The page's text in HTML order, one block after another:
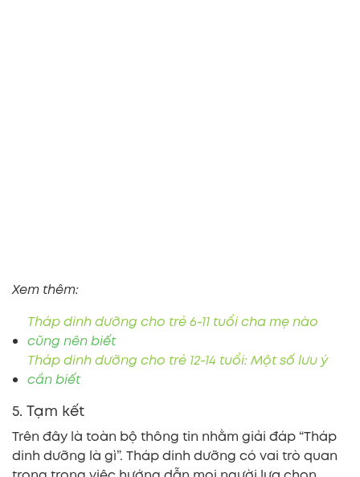
Xem thêm:
Tháp dinh dưỡng cho trẻ 6-11 tuổi cha mẹ nào
cũng nên biết
Tháp dinh dưỡng cho trẻ 12-14 tuổi: Một số lưu ý
cần biết
5. Tạm kết
Trên đây là toàn bộ thông tin nhằm giải đáp “Tháp
dinh dưỡng là gì”. Tháp dinh dưỡng có vai trò quan